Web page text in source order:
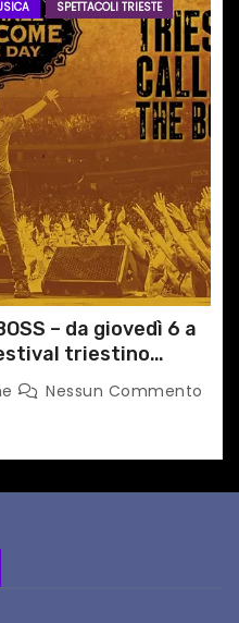
SPETTACOLI TRIESTE
– da giovedì 6 a
triestino
Nessun Commento